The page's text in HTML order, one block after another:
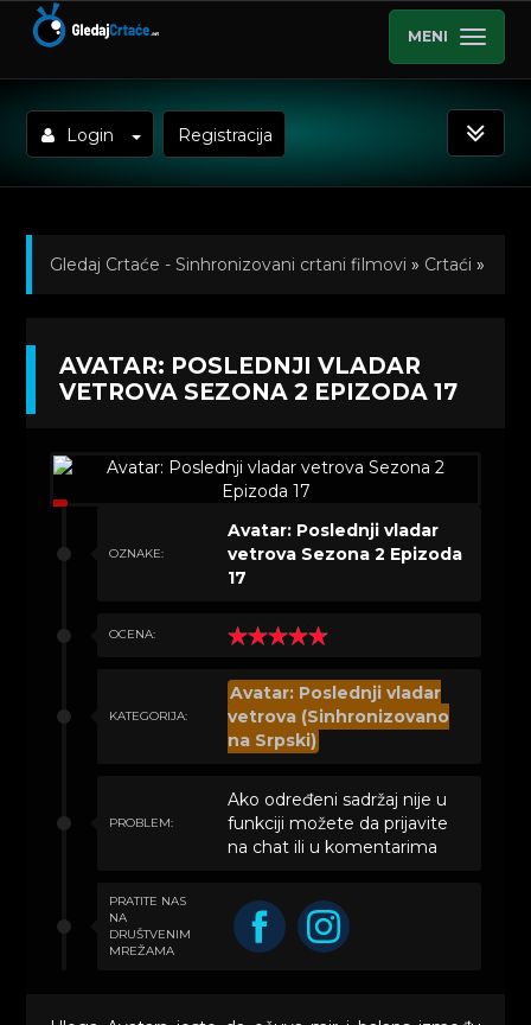
MENI
Login Registracija
Gledaj Crtaće - Sinhronizovani crtani filmovi » Crtaći »
Srpski)»Kratkometrazni crtani filmovi» Avatar:
AVATAR: POSLEDNJI VLADAR
VETROVA SEZONA 2 EPIZODA 17
OZNAKE:
Avatar: Poslednji vladar
vetrova Sezona 2 Epizoda
17
OCENA:
KATEGORIJA:
Avatar: Poslednji vladar
vetrova (Sinhronizovano
na Srpski)
PROBLEM:
Ako određeni sadržaj nije u
funkciji možete da prijavite
na chat ili u komentarima
PRATITE NAS
NA
DRUŠTVENIM
MREŽAMA